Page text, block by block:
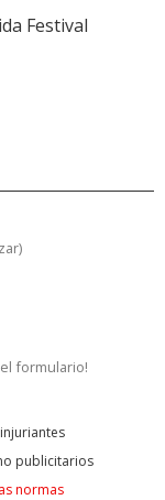
Festival
)
formulario!
publicitarios
normas